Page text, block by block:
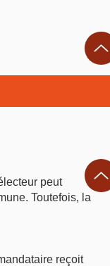
peut
Toutefois, la
reçoit